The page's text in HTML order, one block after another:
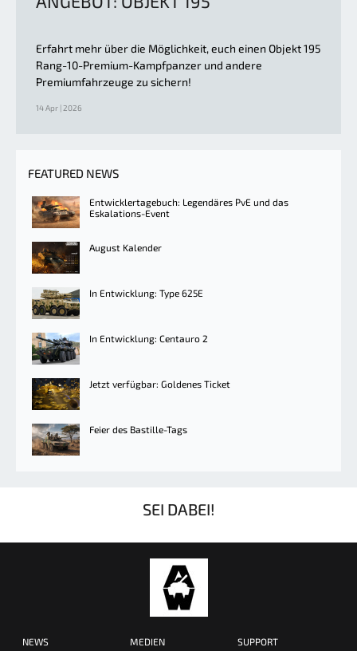
Erfahrt mehr über die Möglichkeit, euch einen Objekt 195
Rang-10-Premium-Kampfpanzer und andere
Premiumfahrzeuge zu sichern!
14 Apr | 2026
FEATURED NEWS
Entwicklertagebuch: Legendäres PvE und das
Eskalations-Event
August Kalender
In Entwicklung: Type 625E
In Entwicklung: Centauro 2
Jetzt verfügbar: Goldenes Ticket
Feier des Bastille-Tags
SEI DABEI!
NEWS MEDIEN SUPPORT